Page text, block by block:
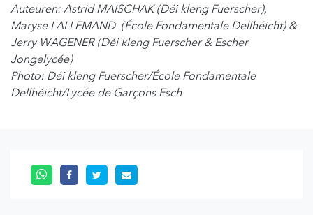
Auteuren:Astrid MAISCHAK (Déi kleng Fuerscher),
Maryse LALLEMAND (École Fondamentale Dellhéicht) &
Jerry WAGENER (Déi kleng Fuerscher & Escher
Jongelycée)
Photo: Déi kleng Fuerscher/École Fondamentale
Dellhéicht/Lycée de Garçons Esch